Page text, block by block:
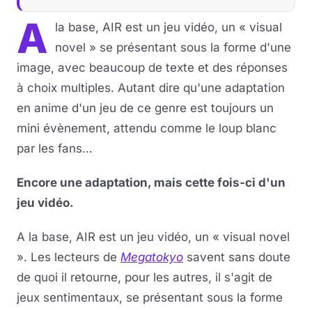
A la base, AIR est un jeu vidéo, un « visual
novel » se présentant sous la forme d'une
image, avec beaucoup de texte et des réponses
à choix multiples. Autant dire qu'une adaptation
en anime d'un jeu de ce genre est toujours un
mini évènement, attendu comme le loup blanc
par les fans…
Encore une adaptation, mais cette fois-ci d'un
jeu vidéo.
A la base, AIR est un jeu vidéo, un « visual novel
». Les lecteurs de Megatokyo savent sans doute
de quoi il retourne, pour les autres, il s'agit de
jeux sentimentaux, se présentant sous la forme